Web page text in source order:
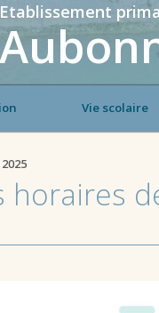
Etablissement
Vie scolaire
horaires